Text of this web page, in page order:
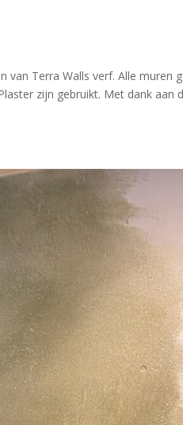
van Terra Walls verf. Alle muren
zijn gebruikt. Met dank aan